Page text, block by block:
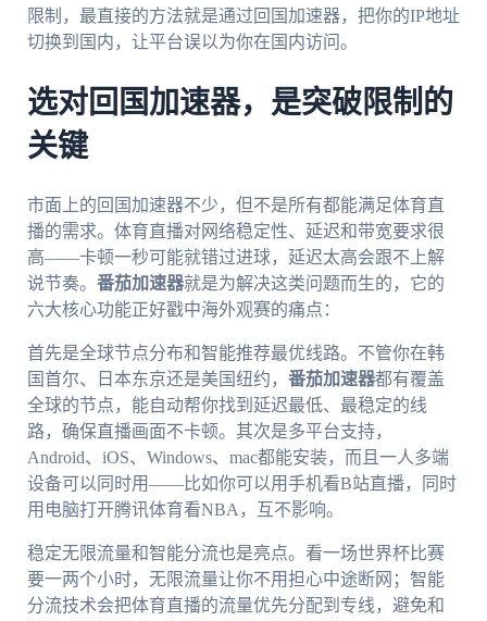
限制，最直接的方法就是通过回国加速器，把你的IP地址
切换到国内，让平台误以为你在国内访问。
选对回国加速器，是突破限制的
关键
市面上的回国加速器不少，但不是所有都能满足体育直
播的需求。体育直播对网络稳定性、延迟和带宽要求很
高——卡顿一秒可能就错过进球，延迟太高会跟不上解
说节奏。 番茄加速器就是为解决这类问题而生的，它的
六大核心功能正好戳中海外观赛的痛点：
首先是全球节点分布和智能推荐最优线路。不管你在韩
国首尔、日本东京还是美国纽约， 番茄加速器都有覆盖
全球的节点，能自动帮你找到延迟最低、最稳定的线
路，确保直播画面不卡顿。其次是多平台支持，
Android、iOS、Windows、mac都能安装，而且一人多端
设备可以同时用——比如你可以用手机看B站直播，同时
用电脑打开腾讯体育看NBA，互不影响。
稳定无限流量和智能分流也是亮点。看一场世界杯比赛
要一两个小时，无限流量让你不用担心中途断网；智能
分流技术会把体育直播的流量优先分配到专线，避免和